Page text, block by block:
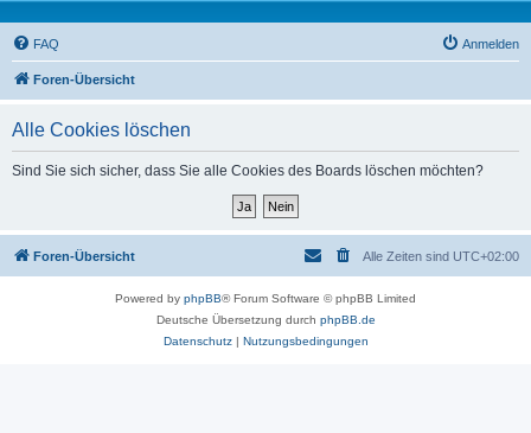
FAQ Anmelden
Foren-Übersicht
Alle Cookies löschen
Sind Sie sich sicher, dass Sie alle Cookies des Boards löschen möchten?
Foren-Übersicht Alle Zeiten sind UTC+02:00
Powered by phpBB® Forum Software © phpBB Limited
Deutsche Übersetzung durch phpBB.de
Datenschutz| Nutzungsbedingungen